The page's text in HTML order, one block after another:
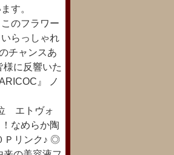
す。
ラワー
らっしゃれ
チャンスあ
に反響いた
』 ノ
エトヴォ
なめらか陶
リンク♪ ◎